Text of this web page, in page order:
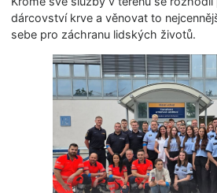
dárcovství krve a věnovat to
sebe pro záchranu lidských životů.